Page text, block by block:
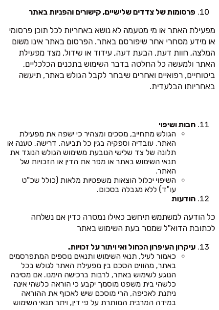
פרסומות של צדדים שלישיים, קישורים והפניות באתר
מפעילת האתר או מי מטעמה לא נושא באחריות לכל תוכן פרסומי
או מידע מסחרי אחר שיפורסם באתר. הפרסום באתר אינו משום
המלצה, חוות דעת, הבעת דעה, עידוד או שידול, מצד מפעילת
האתר ולמעשה כל החלטה בדבר השימוש בתכנים הכלכליים,
ביטוחיים, רפואיים ואחרים שיבחר לקבל הגולש באתר, תיעשה
באחריותו הבלעדית.
חבות ושיפוי
הגולש מתחייב, מסכים ומצהיר כי ישפה את מפעילת
האתר, עובדיה וספקיה בגין כל תביעה, דרישה, טענה או
תלונה של צד שלישי הנובעת משימוש הגולש הנוגד את
תנאי השימוש באתר או מפר את הדין או הזכויות של
האתר.
השיפוי יכלול הוצאות משפטיות מלאות (כולל שכ"ט
עו"ד) ללא מגבלה בסכום.
הודעות
כל הודעה למשתמש תיחשב כאילו נמסרה כדין אם נשלחה
לכתובת הדוא"ל שמסר בעת השימוש באתר
עיקרון העיפרון הכחול ואי ויתור על זכויות.
כאמור לעיל, תנאי השימוש ותנאים נוספים המתפרסמים
באתר, מהווים הסכם בין מפעילת האתר לגולש בכל
הנוגע לשימוש באתר, לרבות ברכישה הימנו. אם מסיבה
כלשהי בית משפט מוסמך יקבע כי הוראה כלשהי אינה
ניתנת לאכיפה, הרי מוסכם שיש לאכוף את ההוראה
במידה המרבית המותרת על פי דין, ויתר תנאי השימוש